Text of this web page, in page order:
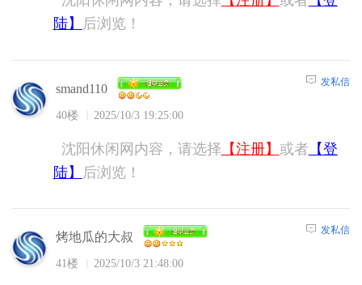
陆】
后浏览！
smand110
40楼 2025/10/3 19:25:00
发私信
沈阳休闲网内容，请选择 【注册】 或者 【登
陆】
后浏览！
烤地瓜的大叔
41楼 2025/10/3 21:48:00
发私信